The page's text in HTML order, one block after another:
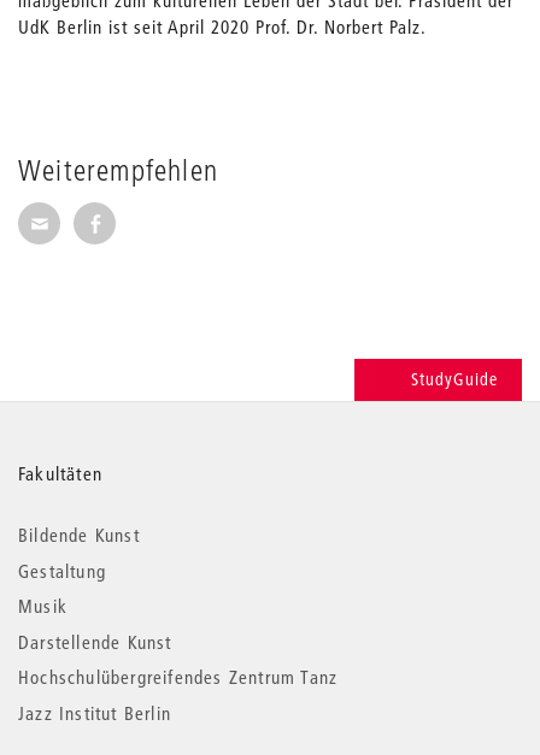
Weiterempfehlen
Seite per E-Mail weiterempfehlen
Seite auf Facebook weiterempfehlen
UdK Berlin ist seit April 2020 Prof. Dr. Norbert Palz.
StudyGuide
Weitere
Informationen
Fakultäten
Bildende Kunst
Gestaltung
Musik
Darstellende Kunst
Hochschulübergreifendes Zentrum Tanz
Jazz Institut Berlin